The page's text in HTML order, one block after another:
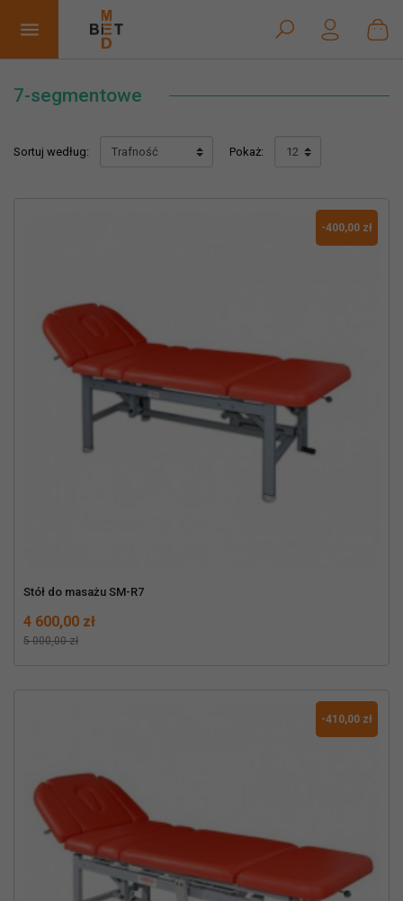
 
7-segmentowe
Sortuj według: Pokaż:
Stół do masażu SM-R7
Cena
4 600,00 zł
Normalna cena
5 000,00 zł
-400,00 zł
-410,00 zł